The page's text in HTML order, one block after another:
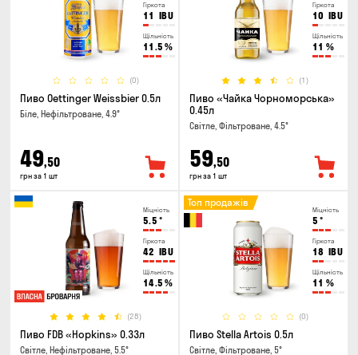
Гіркота
11 IBU
Щільність
11.5 %
(0)
Пиво Oettinger Weissbier 0.5л
Біле, Нефільтроване, 4.9°
49,50
грн за 1 шт
Гіркота
10 IBU
Щільність
11 %
(1)
Пиво «Чайка Чорноморська»
0.45л
Світле, Фільтроване, 4.5°
59,50
грн за 1 шт
Міцність
5.5 °
Гіркота
42 IBU
Щільність
14.5 %
(28)
Пиво FDB «Hopkins» 0.33л
Світле, Нефільтроване, 5.5°
Міцність
5 °
Гіркота
18 IBU
Щільність
11 %
(0)
Топ продажів
Пиво Stella Artois 0.5л
Світле, Фільтроване, 5°